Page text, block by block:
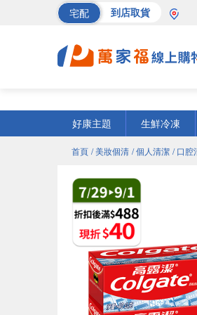
宅配 到店取貨
好康主題
生鮮冷凍
首頁 / 美妝個清 / 個人清潔 / 口腔